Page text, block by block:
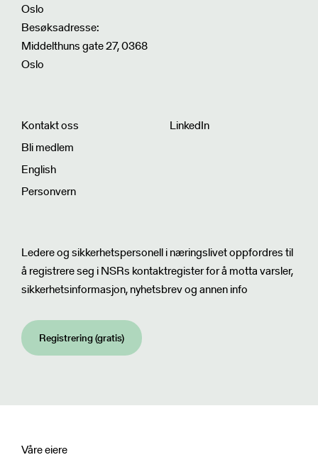
Oslo
Besøksadresse:
Middelthuns gate 27, 0368
Oslo
Kontakt oss
Bli medlem
English
Personvern
LinkedIn
Nyhetsbrev
Ledere og sikkerhetspersonell i næringslivet oppfordres til
å registrere seg i NSRs kontaktregister for å motta varsler,
sikkerhetsinformasjon, nyhetsbrev og annen info
Registrering (gratis)
Våre eiere